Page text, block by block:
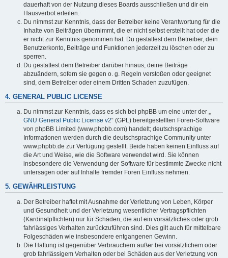
dauerhaft von der Nutzung dieses Boards ausschließen und dir ein
Hausverbot erteilen.
Du nimmst zur Kenntnis, dass der Betreiber keine Verantwortung für die
Inhalte von Beiträgen übernimmt, die er nicht selbst erstellt hat oder die
er nicht zur Kenntnis genommen hat. Du gestattest dem Betreiber, dein
Benutzerkonto, Beiträge und Funktionen jederzeit zu löschen oder zu
sperren.
Du gestattest dem Betreiber darüber hinaus, deine Beiträge
abzuändern, sofern sie gegen o. g. Regeln verstoßen oder geeignet
sind, dem Betreiber oder einem Dritten Schaden zuzufügen.
4. GENERAL PUBLIC LICENSE
Du nimmst zur Kenntnis, dass es sich bei phpBB um eine unter der „
GNU General Public License v2“ (GPL) bereitgestellten Foren-Software
von phpBB Limited (www.phpbb.com) handelt; deutschsprachige
Informationen werden durch die deutschsprachige Community unter
www.phpbb.de zur Verfügung gestellt. Beide haben keinen Einfluss auf
die Art und Weise, wie die Software verwendet wird. Sie können
insbesondere die Verwendung der Software für bestimmte Zwecke nicht
untersagen oder auf Inhalte fremder Foren Einfluss nehmen.
5. GEWÄHRLEISTUNG
Der Betreiber haftet mit Ausnahme der Verletzung von Leben, Körper
und Gesundheit und der Verletzung wesentlicher Vertragspflichten
(Kardinalpflichten) nur für Schäden, die auf ein vorsätzliches oder grob
fahrlässiges Verhalten zurückzuführen sind. Dies gilt auch für mittelbare
Folgeschäden wie insbesondere entgangenen Gewinn.
Die Haftung ist gegenüber Verbrauchern außer bei vorsätzlichem oder
grob fahrlässigem Verhalten oder bei Schäden aus der Verletzung von